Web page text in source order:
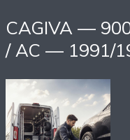
CAGIVA —
/ AC — 1991/